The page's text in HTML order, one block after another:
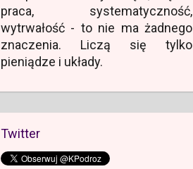
praca, systematyczność,
wytrwałość - to nie ma żadnego
znaczenia. Liczą się tylko
pieniądze i układy.
Twitter